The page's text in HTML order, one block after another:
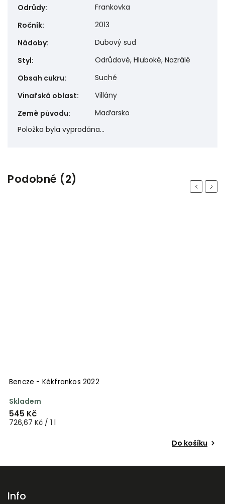
Odrůdy:
Frankovka
Ročník:
2013
Nádoby:
Dubový sud
Styl:
Odrůdové, Hluboké, Nazrálé
Obsah cukru:
Suché
Vinařská oblast:
Villány
Země původu:
Maďarsko
Položka byla vyprodána…
Podobné (2) Previous
Bencze - Kékfrankos 2022
Skladem
545 Kč
726,67 Kč / 1 l
Do košíku
Next
Info